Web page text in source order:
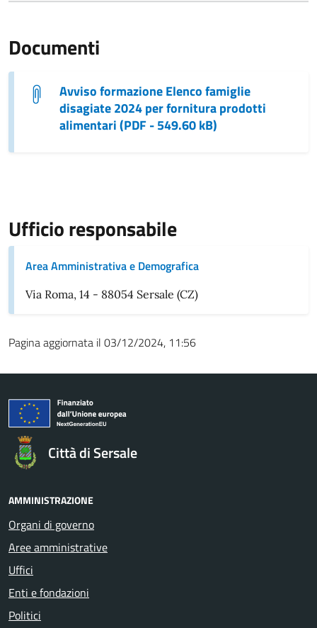
Documenti
Avviso formazione Elenco famiglie
disagiate 2024 per fornitura prodotti
alimentari (PDF - 549.60 kB)
Ufficio responsabile
Area Amministrativa e Demografica
Via Roma, 14 - 88054 Sersale (CZ)
Pagina aggiornata il 03/12/2024, 11:56
Città di Sersale
AMMINISTRAZIONE
Organi di governo
Aree amministrative
Uffici
Enti e fondazioni
Politici